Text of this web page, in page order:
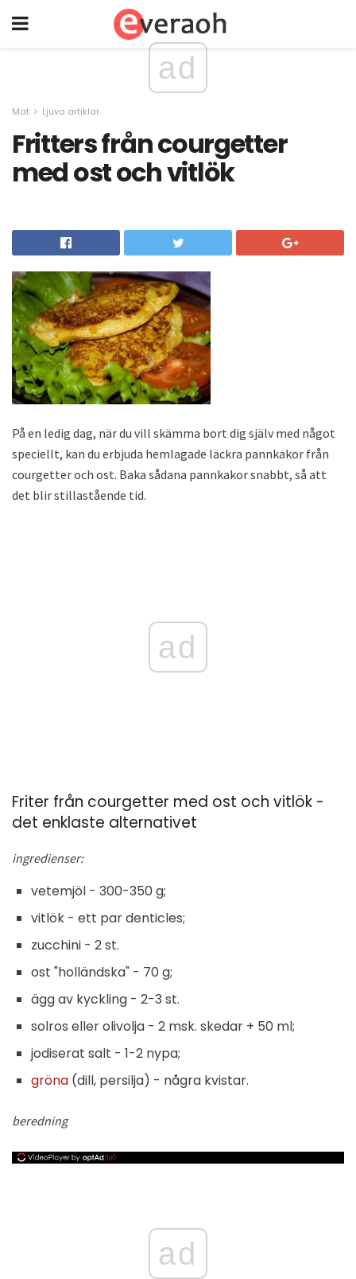
ad
Mat Ljuva artiklar
Fritters från courgetter
med ost och vitlök
På en ledig dag, när du vill skämma bort dig själv med något
speciellt, kan du erbjuda hemlagade läckra pannkakor från
courgetter och ost. Baka sådana pannkakor snabbt, så att
det blir stillastående tid.
ad
Friter från courgetter med ost och vitlök -
det enklaste alternativet
ingredienser:
vetemjöl - 300-350 g;
vitlök - ett par denticles;
zucchini - 2 st.
ost "holländska" - 70 g;
ägg av kyckling - 2-3 st.
solros eller olivolja - 2 msk. skedar + 50 ml;
jodiserat salt - 1-2 nypa;
gröna (dill, persilja) - några kvistar.
beredning
ad